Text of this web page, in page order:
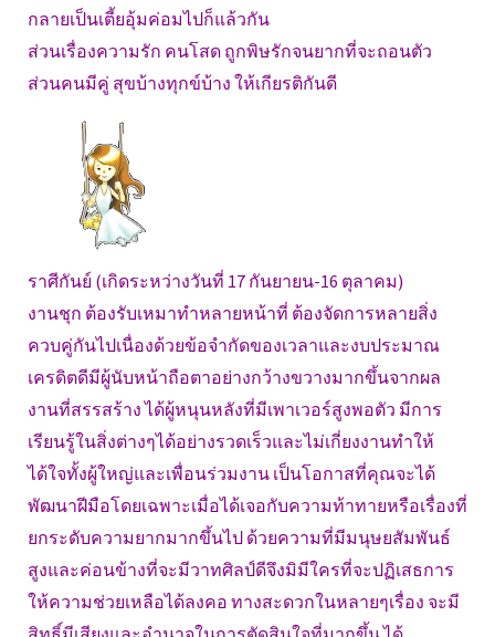
กลายเป็นเตี้ยอุ้มค่อมไปก็แล้วกัน
ส่วนเรื่องความรัก คนโสด ถูกพิษรักจนยากที่จะถอนตัว
ส่วนคนมีคู่ สุขบ้างทุกข์บ้าง ให้เกียรติกันดี
ราศีกันย์ (เกิดระหว่างวันที่ 17 กันยายน-16 ตุลาคม)
งานชุก ต้องรับเหมาทำหลายหน้าที่ ต้องจัดการหลายสิ่ง
ควบคู่กันไปเนื่องด้วยข้อจำกัดของเวลาและงบประมาณ
เครดิตดีมีผู้นับหน้าถือตาอย่างกว้างขวางมากขึ้นจากผล
งานที่สรรสร้าง ได้ผู้หนุนหลังที่มีเพาเวอร์สูงพอตัว มีการ
เรียนรู้ในสิ่งต่างๆได้อย่างรวดเร็วและไม่เกี่ยงงานทำให้
ได้ใจทั้งผู้ใหญ่และเพื่อนร่วมงาน เป็นโอกาสที่คุณจะได้
พัฒนาฝีมือโดยเฉพาะเมื่อได้เจอกับความท้าทายหรือเรื่องที่
ยกระดับความยากมากขึ้นไป ด้วยความที่มีมนุษยสัมพันธ์
สูงและค่อนข้างที่จะมีวาทศิลป์ดีจึงมิมีใครที่จะปฏิเสธการ
ให้ความช่วยเหลือได้ลงคอ ทางสะดวกในหลายๆเรื่อง จะมี